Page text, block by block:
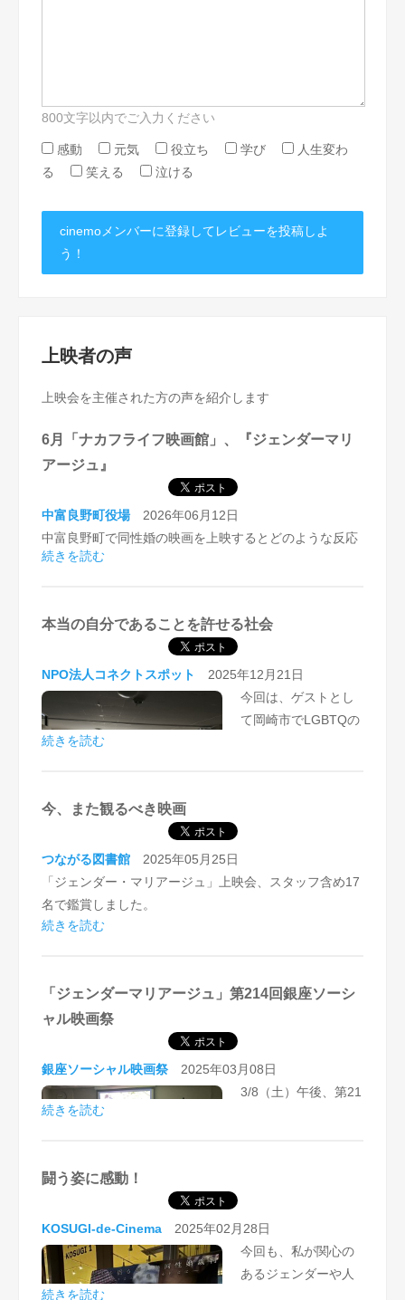
800文字以内でご入力ください
感動 元気 役立ち 学び
人生変わ
る
笑える 泣ける
cinemoメンバーに登録してレビューを投稿しよ
う！
上映者の声
上映会を主催された方の声を紹介します
6月「ナカフライフ映画館」、『ジェンダーマリ
アージュ』
中富良野町役場2026年06月12日
中富良野町で同性婚の映画を上映するとどのような反応
があるのか、少し不安がありましたが、共感をもって見
た。
先月から、金曜夜の回は満席になる一方で土曜朝は非常
にお客さんが少なくなっており、日照時間などとの関係
もあるのかなど考えています。
続きを読む
本当の自分であることを許せる社会
NPO法人コネクトスポット
2025年12月21日
今回は、ゲストとし
て岡崎市でLGBTQの
・なぜ結婚が大事なのか？
・なぜ同性婚を反対する意見が出るのか？
・どうしたら自分らしいを選択できる社会になるのか？
・非当事者としてできるアクションは何なのか？
な疑問を丁寧に話し合いながら、時に空気が重くなった
り、時に笑いが出たりする情緒の揺れ幅のある対話の機
う手渡していくのか楽しみにしたいと思います。
続きを読む
今、また観るべき映画
つながる図書館 2025年05月25日
「ジェンダー・マリアージュ」上映会、スタッフ含め17
名で鑑賞しました。
2時間弱という長めのドキュメンタリーでしたが、ドラ
ティの人権を考えるうえでは本当に考えさせられたり、
学びが多かったです。
まさに日本でも今同性婚裁判が実施されていて、そちら
の動向にも注視していきたいと思いました。
続きを読む
「ジェンダーマリアージュ」第214回銀座ソーシ
ャル映画祭
銀座ソーシャル映画祭 2025年03月08日
3/8（土）午後、第21
ェンダーマリアージ
ュ」がとても良かったことから、今月も再上映となりま
した。当上映会では6回目の上映です。
作品はアメリカの同性婚を巡る連邦裁判のドキュメンタ
続きを読む
闘う姿に感動！
KOSUGI-de-Cinema 2025年02月28日
今回も、私が関心の
あるジェンダーや人
続きを読む